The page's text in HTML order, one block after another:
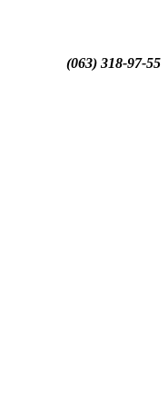
(063) 318-97-55